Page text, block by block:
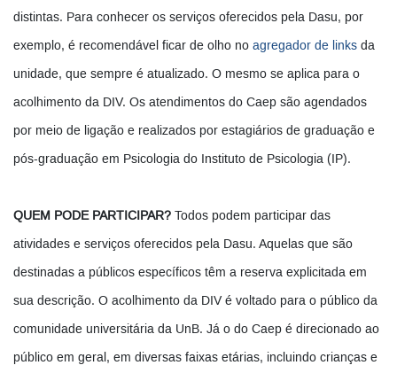
distintas. Para conhecer os serviços oferecidos pela Dasu, por
exemplo, é recomendável ficar de olho no agregador de links da
unidade, que sempre é atualizado. O mesmo se aplica para o
acolhimento da DIV. Os atendimentos do Caep são agendados
por meio de ligação e realizados por estagiários de graduação e
pós-graduação em Psicologia do Instituto de Psicologia (IP).
QUEM PODE PARTICIPAR? Todos podem participar das
atividades e serviços oferecidos pela Dasu. Aquelas que são
destinadas a públicos específicos têm a reserva explicitada em
sua descrição. O acolhimento da DIV é voltado para o público da
comunidade universitária da UnB. Já o do Caep é direcionado ao
público em geral, em diversas faixas etárias, incluindo crianças e